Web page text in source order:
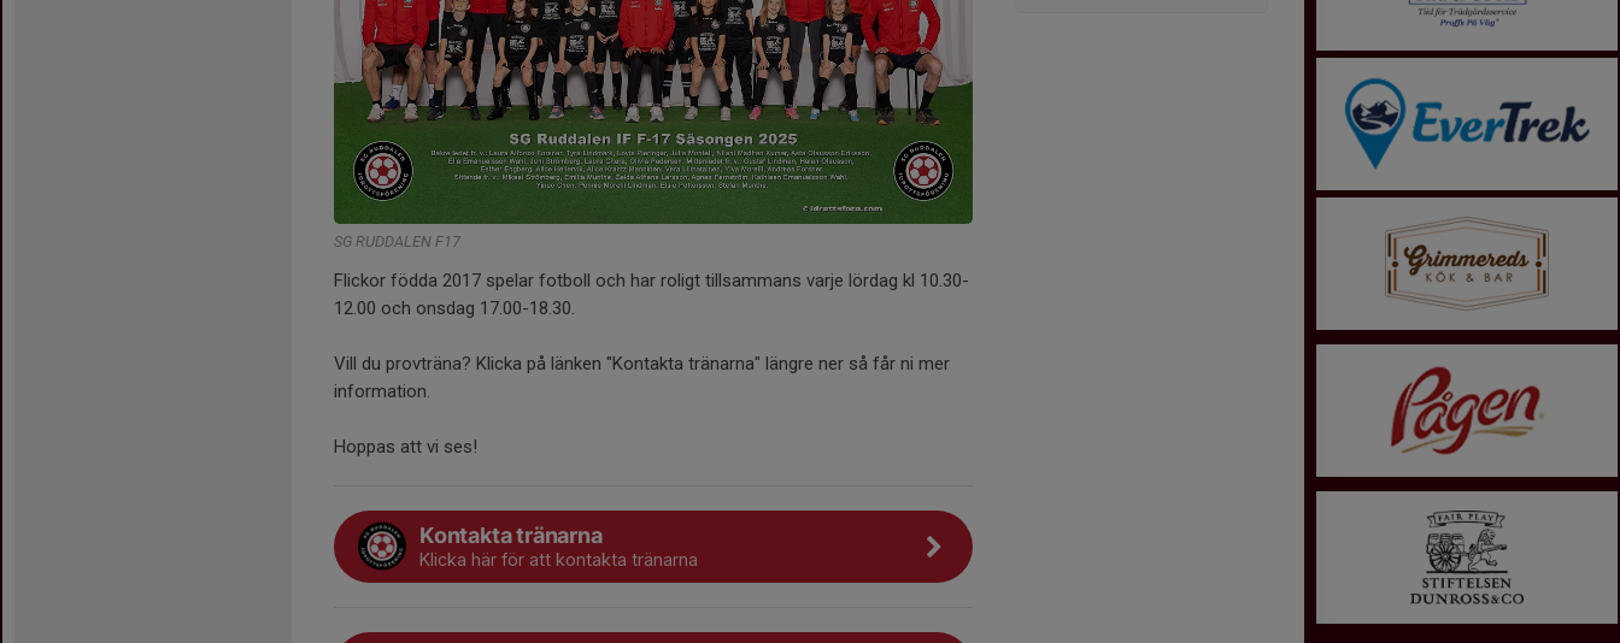
SG RUDDALEN F17
Flickor födda 2017 spelar fotboll och har roligt tillsammans varje lördag kl 10.30-
12.00 och onsdag 17.00-18.30.
Vill du provträna? Klicka på länken "Kontakta tränarna" längre ner så får ni mer
information.
Hoppas att vi ses!
Kontakta tränarna
Klicka här för att kontakta tränarna